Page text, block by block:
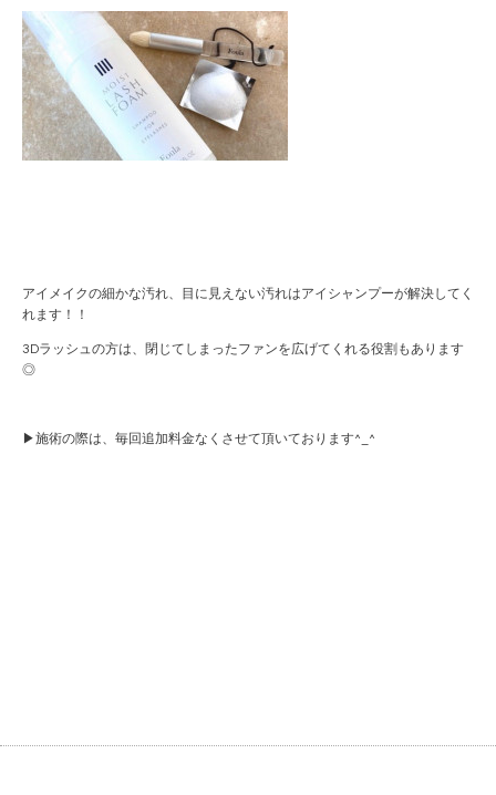
アイメイクの細かな汚れ、目に見えない汚れはアイシャンプーが解決してく
れます！！
3Dラッシュの方は、閉じてしまったファンを広げてくれる役割もあります
◎
▶︎施術の際は、毎回追加料金なくさせて頂いております^_^